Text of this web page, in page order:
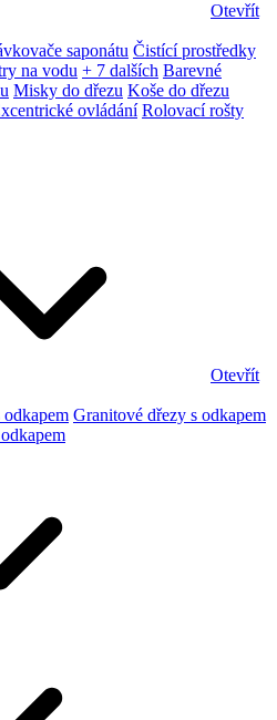
Otevřít
saponátu Čistící prostředky
na vodu + 7 dalších Barevné
Misky do dřezu Koše do dřezu
ovládání Rolovací rošty
Otevřít
odkapem Granitové dřezy s odkapem